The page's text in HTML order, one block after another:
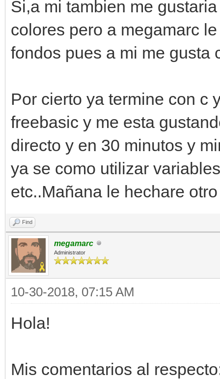
Si,a mi tambien me
colores pero a megamarc
fondos pues a mi me gusta
Por cierto ya termine con c
freebasic y me esta
directo y en 30 minutos y
ya se como utilizar
etc..Mañana le hechare
Find
megamarc
Administrator
10-30-2018, 07:15 AM
Hola!
Mis comentarios al